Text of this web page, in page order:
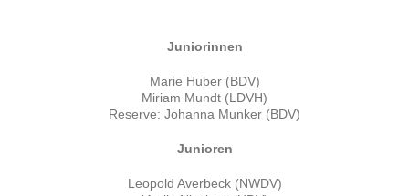
Juniorinnen
Marie Huber (BDV)
Miriam Mundt (LDVH)
Reserve: Johanna Munker (BDV)
Junioren
Leopold Averbeck (NWDV)